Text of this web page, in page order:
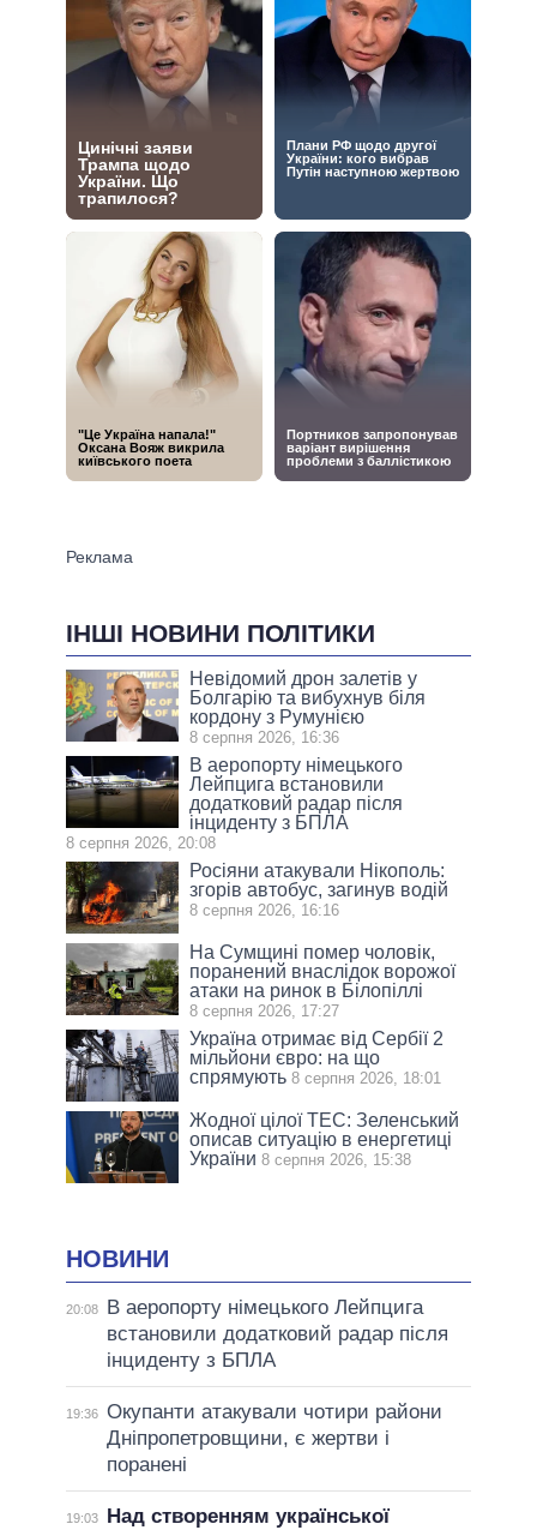
ІНШІ НОВИНИ ПОЛІТИКИ
Невідомий дрон залетів у
Болгарію та вибухнув біля
кордону з Румунією
8 серпня 2026, 16:36
В аеропорту німецького
Лейпцига встановили
додатковий радар після
інциденту з БПЛА
8 серпня 2026, 20:08
Росіяни атакували Нікополь:
згорів автобус, загинув водій
8 серпня 2026, 16:16
На Сумщині помер чоловік,
поранений внаслідок ворожої
атаки на ринок в Білопіллі
8 серпня 2026, 17:27
Україна отримає від Сербії 2
мільйони євро: на що
спрямують 8 серпня 2026, 18:01
Жодної цілої ТЕС: Зеленський
описав ситуацію в енергетиці
України 8 серпня 2026, 15:38
НОВИНИ
20:08
В аеропорту німецького Лейпцига
встановили додатковий радар після
інциденту з БПЛА
19:36 Окупанти атакували чотири райони
Дніпропетровщини, є жертви і
поранені
19:03
Над створенням української